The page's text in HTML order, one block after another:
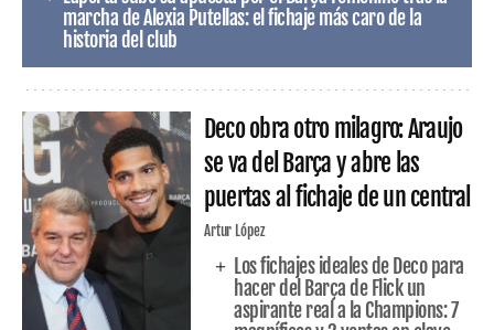
marcha de Alexia Putellas: el fichaje más caro de la
historia del club
Deco obra otro milagro: Araujo
se va del Barça y abre las
puertas al fichaje de un central
Artur López
Los fichajes ideales de Deco para
hacer del Barça de Flick un
aspirante real a la Champions: 7